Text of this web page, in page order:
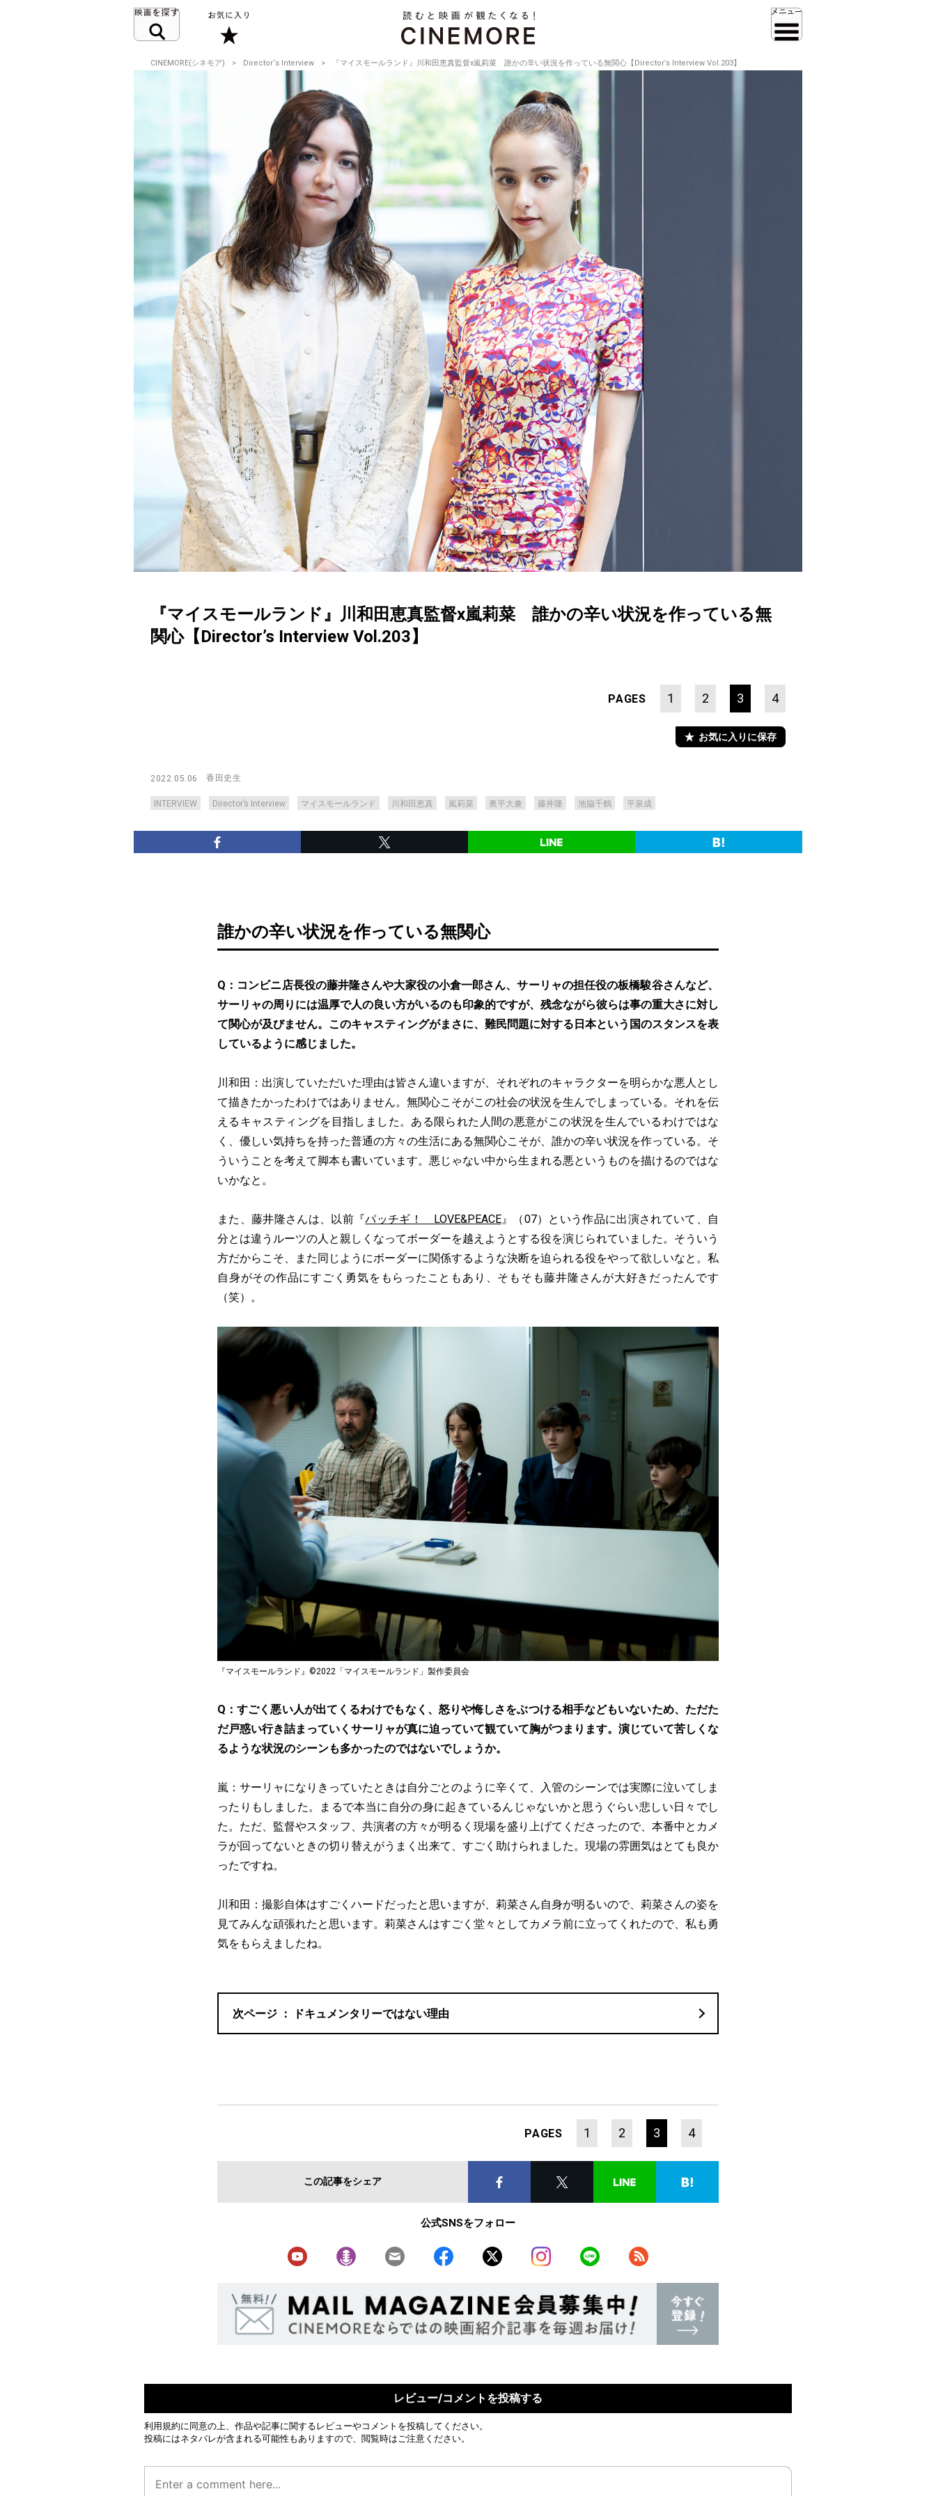
CINEMORE(シネモア) Director‘s Interview 『マイスモールランド』川和田恵真監督x嵐莉菜 誰かの辛い状況を作っている無関心【Director’s Interview Vol.203】
『マイスモールランド』川和田恵真監督x嵐莉菜 誰かの辛い状況を作っている無
関心【Director’s Interview Vol.203】
PAGES 1 2 3 4
お気に入りに保存
2022.05.06 香田史生
INTERVIEW Director’s Interview マイスモールランド 川和田恵真 嵐莉菜 奥平大兼 藤井隆 池脇千鶴 平泉成
誰かの辛い状況を作っている無関心
Q：コンビニ店長役の藤井隆さんや大家役の小倉一郎さん、サーリャの担任役の板橋駿谷さんなど、
サーリャの周りには温厚で人の良い方がいるのも印象的ですが、残念ながら彼らは事の重大さに対し
て関心が及びません。このキャスティングがまさに、難民問題に対する日本という国のスタンスを表
しているように感じました。
川和田：出演していただいた理由は皆さん違いますが、それぞれのキャラクターを明らかな悪人とし
て描きたかったわけではありません。無関心こそがこの社会の状況を生んでしまっている。それを伝
えるキャスティングを目指しました。ある限られた人間の悪意がこの状況を生んでいるわけではな
く、優しい気持ちを持った普通の方々の生活にある無関心こそが、誰かの辛い状況を作っている。そ
ういうことを考えて脚本も書いています。悪じゃない中から生まれる悪というものを描けるのではな
いかなと。
また、藤井隆さんは、以前『パッチギ！ LOVE&PEACE』（07）という作品に出演されていて、自
分とは違うルーツの人と親しくなってボーダーを越えようとする役を演じられていました。そういう
方だからこそ、また同じようにボーダーに関係するような決断を迫られる役をやって欲しいなと。私
自身がその作品にすごく勇気をもらったこともあり、そもそも藤井隆さんが大好きだったんです
（笑）。
『マイスモールランド』©2022「マイスモールランド」製作委員会
Q：すごく悪い人が出てくるわけでもなく、怒りや悔しさをぶつける相手などもいないため、ただた
だ戸惑い行き詰まっていくサーリャが真に迫っていて観ていて胸がつまります。演じていて苦しくな
るような状況のシーンも多かったのではないでしょうか。
嵐：サーリャになりきっていたときは自分ごとのように辛くて、入管のシーンでは実際に泣いてしま
ったりもしました。まるで本当に自分の身に起きているんじゃないかと思うぐらい悲しい日々でし
た。ただ、監督やスタッフ、共演者の方々が明るく現場を盛り上げてくださったので、本番中とカメ
ラが回ってないときの切り替えがうまく出来て、すごく助けられました。現場の雰囲気はとても良か
ったですね。
川和田：撮影自体はすごくハードだったと思いますが、莉菜さん自身が明るいので、莉菜さんの姿を
見てみんな頑張れたと思います。莉菜さんはすごく堂々としてカメラ前に立ってくれたので、私も勇
気をもらえましたね。
ドキュメンタリーではない理由
PAGES 1 2 3 4
この記事をシェア
公式SNSをフォロー
レビュー/コメントを投稿する
利用規約に同意の上、作品や記事に関するレビューやコメントを投稿してください。
投稿にはネタバレが含まれる可能性もありますので、閲覧時はご注意ください。